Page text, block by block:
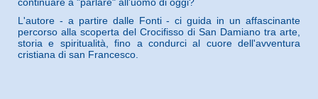
L'autore - a partire dalle Fonti - ci guida in un affascinante
percorso alla scoperta del Crocifisso di San Damiano tra arte,
storia e spiritualità, fino a condurci al cuore dell'avventura
cristiana di san Francesco.